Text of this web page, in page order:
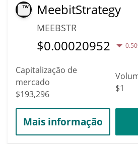
MeebitStrategy
MEEBSTR
$0.00020952
Capitalização de
mercado
$193,296
$1
Mais informação